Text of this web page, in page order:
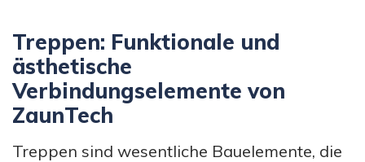
Treppen: Funktionale und
ästhetische
Verbindungselemente von
ZaunTech
Treppen sind wesentliche Bauelemente, die